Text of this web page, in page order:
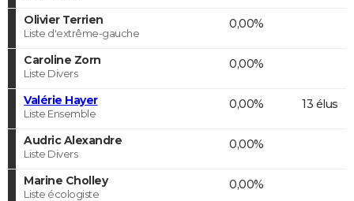
Olivier Terrien
Liste d'extrême-gauche
0,00%
Caroline Zorn
Liste Divers
0,00%
Valérie Hayer
Liste Ensemble
0,00% 13 élus
Audric Alexandre
Liste Divers
0,00%
Marine Cholley
Liste écologiste
0,00%